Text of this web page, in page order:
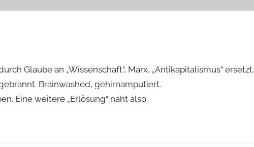
Glaube an „Wissenschaft“, Marx, „Antikapitalismus“ ersetzt.
Brainwashed, gehirnamputiert.
Eine weitere „Erlösung“ naht also.